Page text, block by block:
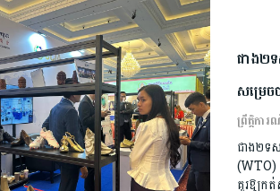
ជាង២
សម្រេ
ព្រឹត្តិកា
ជាង២ទ
(WTO)
គួរឱ្យក